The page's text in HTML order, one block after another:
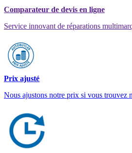
Comparateur de devis en ligne
Service innovant de réparations
Prix ajusté
Nous ajustons notre prix si vous trouvez